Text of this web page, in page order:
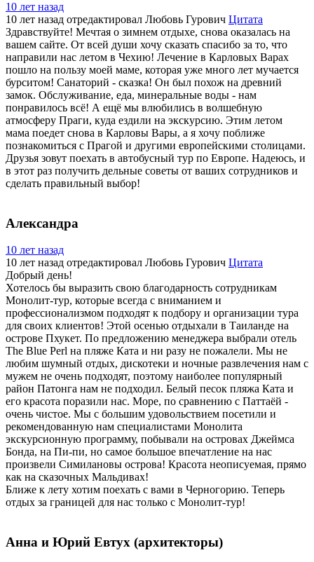
10 лет назад
10 лет назад отредактировал Любовь Гурович Цитата
Здравствуйте! Мечтая о зимнем отдыхе, снова оказалась на
вашем сайте. От всей души хочу сказать спасибо за то, что
направили нас летом в Чехию! Лечение в Карловых Варах
пошло на пользу моей маме, которая уже много лет мучается
бурситом! Санаторий - сказка! Он был похож на древний
замок. Обслуживание, еда, минеральные воды - нам
понравилось всё! А ещё мы влюбились в волшебную
атмосферу Праги, куда ездили на экскурсию. Этим летом
мама поедет снова в Карловы Вары, а я хочу поближе
познакомиться с Прагой и другими европейскими столицами.
Друзья зовут поехать в автобусный тур по Европе. Надеюсь, и
в этот раз получить дельные советы от ваших сотрудников и
сделать правильный выбор!
Александра
10 лет назад
10 лет назад отредактировал Любовь Гурович Цитата
Добрый день!
Хотелось бы выразить свою благодарность сотрудникам
Монолит-тур, которые всегда с вниманием и
профессионализмом подходят к подбору и организации тура
для своих клиентов! Этой осенью отдыхали в Таиланде на
острове Пхукет. По предложению менеджера выбрали отель
The Blue Perl на пляже Ката и ни разу не пожалели. Мы не
любим шумный отдых, дискотеки и ночные развлечения нам с
мужем не очень подходят, поэтому наиболее популярный
район Патонга нам не подходил. Белый песок пляжа Ката и
его красота поразили нас. Море, по сравнению с Паттаёй -
очень чистое. Мы с большим удовольствием посетили и
рекомендованную нам специалистами Монолита
экскурсионную программу, побывали на островах Джеймса
Бонда, на Пи-пи, но самое большое впечатление на нас
произвели Симилановы острова! Красота неописуемая, прямо
как на сказочных Мальдивах!
Ближе к лету хотим поехать с вами в Черногорию. Теперь
отдых за границей для нас только с Монолит-тур!
Анна и Юрий Евтух (архитекторы)